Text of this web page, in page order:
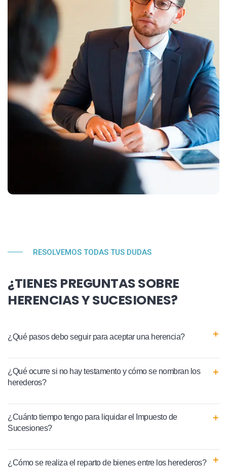
RESOLVEMOS TODAS TUS DUDAS
¿TIENES PREGUNTAS SOBRE
HERENCIAS Y SUCESIONES?
¿Qué pasos debo seguir para aceptar una herencia?
¿Qué ocurre si no hay testamento y cómo se nombran los
herederos?
¿Cuánto tiempo tengo para liquidar el Impuesto de
Sucesiones?
¿Cómo se realiza el reparto de bienes entre los herederos?